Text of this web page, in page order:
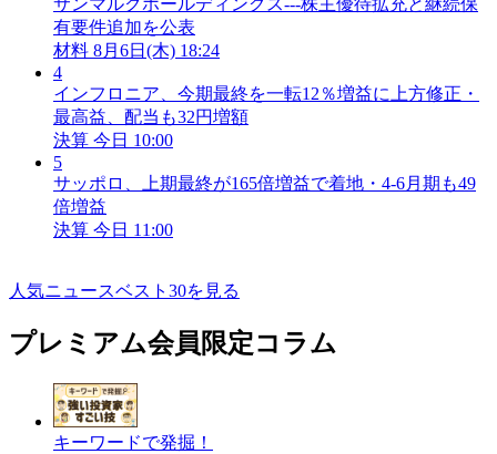
サンマルクホールディングス---株主優待拡充と継続保
有要件追加を公表
材料 8月6日(木) 18:24
4
インフロニア、今期最終を一転12％増益に上方修正・
最高益、配当も32円増額
決算 今日 10:00
5
サッポロ、上期最終が165倍増益で着地・4-6月期も49
倍増益
決算 今日 11:00
人気ニュースベスト30を見る
プレミアム会員限定コラム
キーワードで発掘！